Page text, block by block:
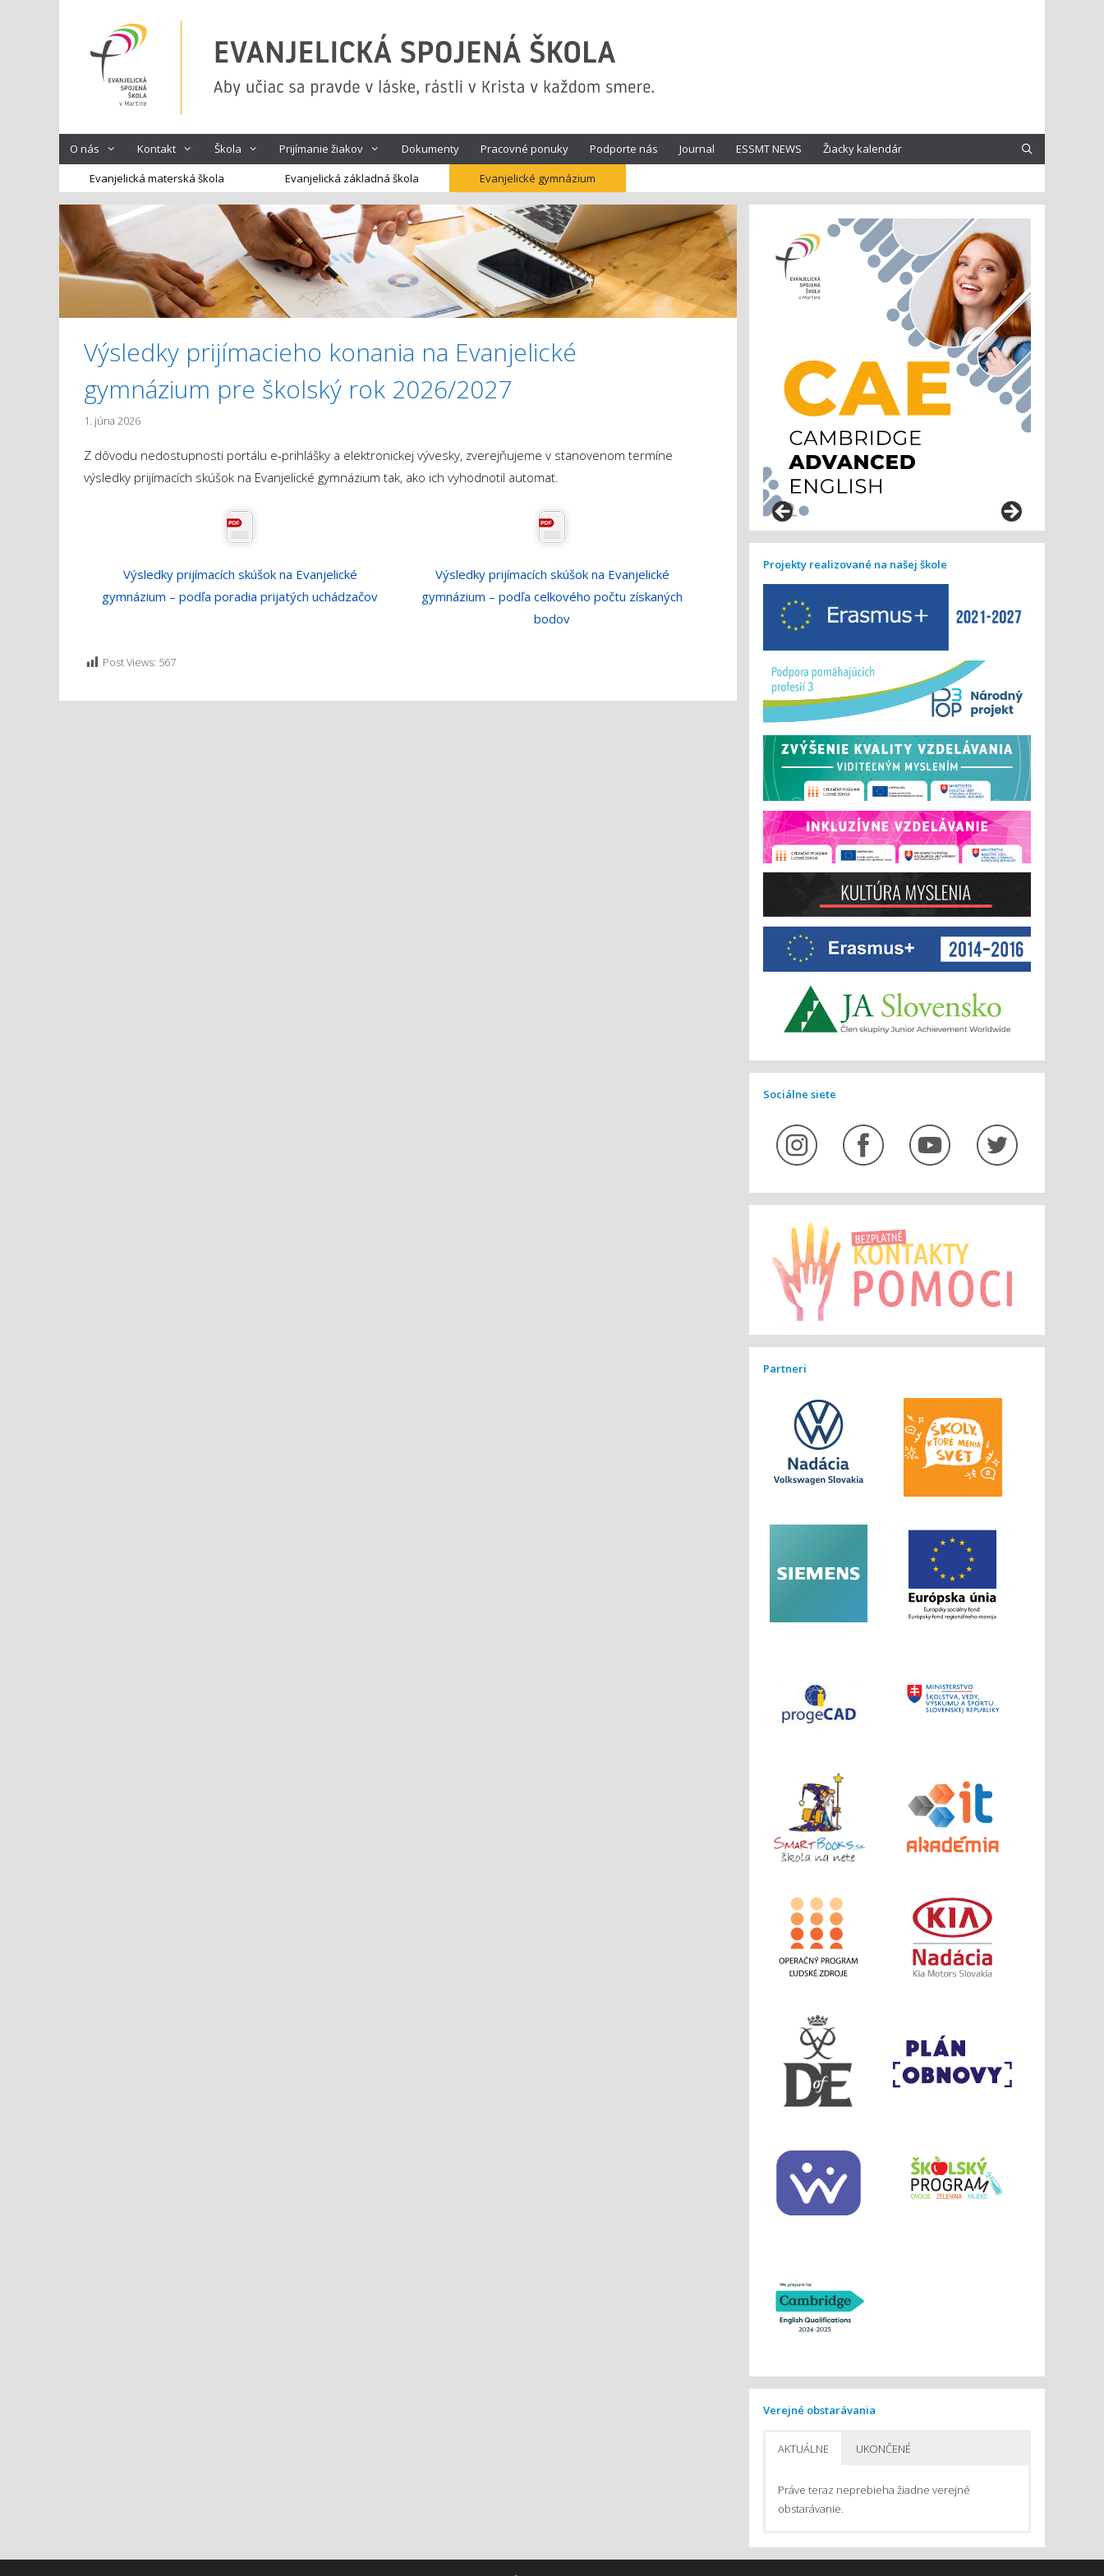
O nás Kontakt Škola Prijímanie žiakov Dokumenty Pracovné ponuky Podporte nás Journal ESSMT NEWS
Žiacky kalendár
Evanjelická materská škola
Evanjelická základná škola Evanjelické gymnázium
Výsledky prijímacieho konania na Evanjelické
gymnázium pre školský rok 2026/2027
1. júna 2026
Z dôvodu nedostupnosti portálu e-prihlášky a elektronickej vývesky, zverejňujeme v stanovenom termíne
výsledky prijímacích skúšok na Evanjelické gymnázium tak, ako ich vyhodnotil automat.
Výsledky prijímacích skúšok na Evanjelické
gymnázium – podľa poradia prijatých uchádzačov
Výsledky prijímacích skúšok na Evanjelické
gymnázium – podľa celkového počtu získaných
bodov
Post Views: 567
Projekty realizované na našej škole
Sociálne siete
Partneri
Verejné obstarávania
AKTUÁLNE UKONČENÉ
Práve teraz neprebieha žiadne verejné
obstarávanie.